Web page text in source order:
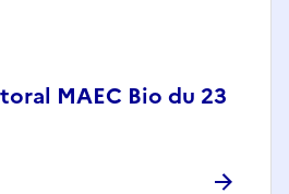
MAEC Bio du 23